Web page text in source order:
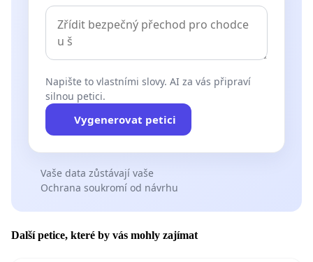
Napište to vlastními slovy. AI za vás připraví
silnou petici.
Vygenerovat petici
Vaše data zůstávají vaše
Ochrana soukromí od návrhu
Další petice, které by vás mohly zajímat